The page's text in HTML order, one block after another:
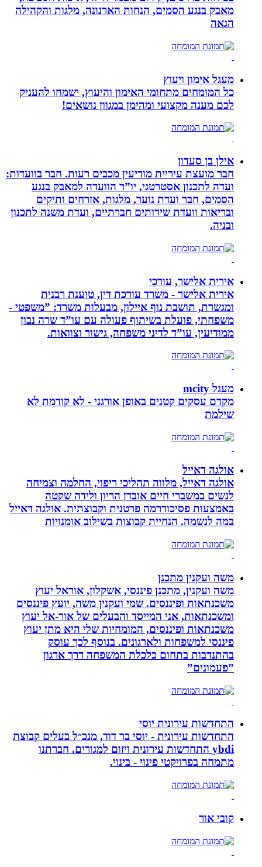
מאבק בנגע הסמים, הנחות הארנונה, מלגות והקהילה
הגאה
מעגל אימון ויעוץ
כל המומחים מתחומי האימון והיעוץ, ישמחו להעניק
לכם מענה מקצועי ומהימן במגוון נושאים!
אילן בן סעדון
חבר מועצת עיריית מודיעין מכבים רעות. חבר בוועדות:
ועדה לתכנון אסטרטגי, יו”ר הוועדה למאבק בנגע
הסמים, חבר ועדת נוער, מלגות, אזרחים ותיקים
ובריאות וועדת שירותים חברתיים, ועדת משנה לתכנון
ובניה.
אירית אלישר, עורכי
אירית אלישר - משרד עורכת דין, טוענת רבנית
ומגשרת, תושבת נוף איילון, מבעלות משרד: ”משפטי -
משפחתי, פועלת בשיתוף פעולה עם עו”ד שרה נבון
ממודיעין, עו”ד לדיני משפחה, גישור וצוואות.
מעגל mcity
מקדם עסקים קטנים באופן אורגני - לא קודמת לא
שילמת
אולגה דאייל
אולגה דאייל, מלווה תהליכי ריפוי, החלמה וצמיחה
לנשים במשברי חיים אובדן הריון ולידה שקטה
באמצעות פסיכודרמה פרטנית וקבוצתית. אולגה דאייל
במה לנשמה. ‏הנחיית קבוצות בשילוב אומנויות‏
משה ועקנין מתכנן
משה ועקנין, מתכנן פיננסי, אשקלון, אוראל יעוץ
משכנתאות ופיננסים. שמי ועקנין משה, יועץ פיננסים
ומשכנתאות, אני המייסד והבעלים של אור-אל יעוץ
משכנתאות ופיננסים, המומחיות שלי היא מתן יעוץ
פיננסי למשפחות ולארגונים. בנוסף לכך עוסק
בהתנדבות בתחום כלכלת המשפחה דרך ארגון
”פעמונים”
התחדשות עירונית יוסי
התחדשות עירונית - יוסי בר דוד, מנכ״ל בעלים קבוצת
ybdi התחדשות עירונית ויזום למגורים. חברתנו
מתמחה בפרויקטי פינוי - בינוי.
קובי אור